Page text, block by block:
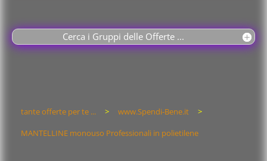
Cerca i Gruppi delle Offerte ...
tante offerte per te ... > www.Spendi-Bene.it
>
MANTELLINE monouso Professionali in polietilene